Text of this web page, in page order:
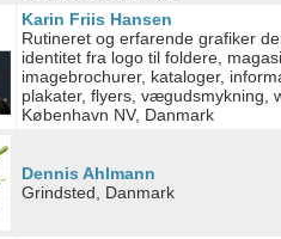
Karin Friis Hansen
Rutineret og erfarende grafiker
identitet fra logo til foldere,
imagebrochurer, kataloger,
plakater, flyers, vægudsmykning,
København NV, Danmark
Dennis Ahlmann
Grindsted, Danmark